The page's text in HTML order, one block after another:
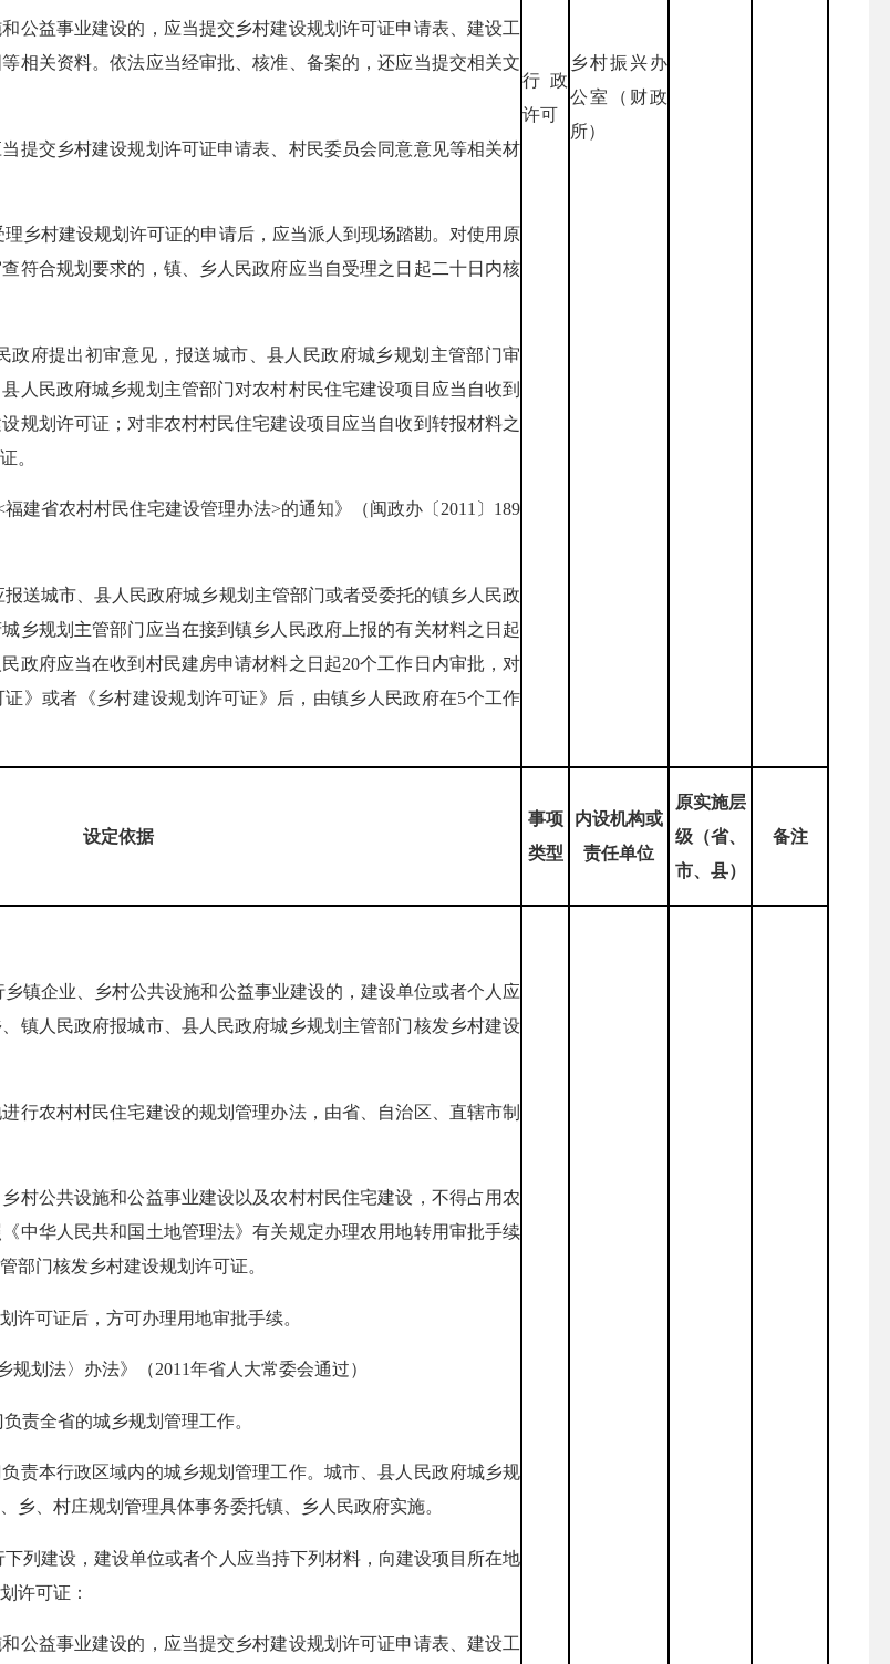
公益事业建设的，应当提交乡村建设规划许可证申请表、建设工
相关资料。依法应当经审批、核准、备案的，还应当提交相关文
提交乡村建设规划许可证申请表、村民委员会同意意见等相关材
乡村建设规划许可证的申请后，应当派人到现场踏勘。对使用原
符合规划要求的，镇、乡人民政府应当自受理之日起二十日内核
政府提出初审意见，报送城市、县人民政府城乡规划主管部门审
人民政府城乡规划主管部门对农村村民住宅建设项目应当自收到
规划许可证；对非农村村民住宅建设项目应当自收到转报材料之
。
建省农村村民住宅建设管理办法>的通知》（闽政办〔2011〕189
送城市、县人民政府城乡规划主管部门或者受委托的镇乡人民政
乡规划主管部门应当在接到镇乡人民政府上报的有关材料之日起
政府应当在收到村民建房申请材料之日起20个工作日内审批，对
》或者《乡村建设规划许可证》后，由镇乡人民政府在5个工作
行政
许可
乡村振兴办
公室（财政
所）
设定依据
事项
类型
内设机构或
责任单位
原实施层
级（省、
市、县）
备注
镇企业、乡村公共设施和公益事业建设的，建设单位或者个人应
镇人民政府报城市、县人民政府城乡规划主管部门核发乡村建设
行农村村民住宅建设的规划管理办法，由省、自治区、直辖市制
村公共设施和公益事业建设以及农村村民住宅建设，不得占用农
中华人民共和国土地管理法》有关规定办理农用地转用审批手续
部门核发乡村建设规划许可证。
许可证后，方可办理用地审批手续。
划法〉办法》（2011年省人大常委会通过）
责全省的城乡规划管理工作。
责本行政区域内的城乡规划管理工作。城市、县人民政府城乡规
乡、村庄规划管理具体事务委托镇、乡人民政府实施。
列建设，建设单位或者个人应当持下列材料，向建设项目所在地
许可证：
公益事业建设的，应当提交乡村建设规划许可证申请表、建设工